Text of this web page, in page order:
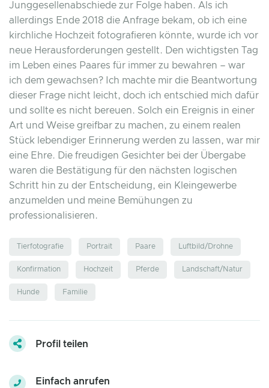
Junggesellenabschiede zur Folge haben. Als ich
allerdings Ende 2018 die Anfrage bekam, ob ich eine
kirchliche Hochzeit fotografieren könnte, wurde ich vor
neue Herausforderungen gestellt. Den wichtigsten Tag
im Leben eines Paares für immer zu bewahren – war
ich dem gewachsen? Ich machte mir die Beantwortung
dieser Frage nicht leicht, doch ich entschied mich dafür
und sollte es nicht bereuen. Solch ein Ereignis in einer
Art und Weise greifbar zu machen, zu einem realen
Stück lebendiger Erinnerung werden zu lassen, war mir
eine Ehre. Die freudigen Gesichter bei der Übergabe
waren die Bestätigung für den nächsten logischen
Schritt hin zu der Entscheidung, ein Kleingewerbe
anzumelden und meine Bemühungen zu
professionalisieren.
Tierfotografie Portrait Paare Luftbild/Drohne
Konfirmation Hochzeit Pferde Landschaft/Natur
Hunde Familie
Profil teilen
Einfach anrufen